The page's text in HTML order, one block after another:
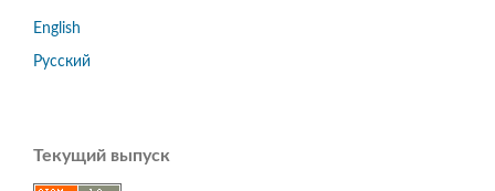
English
Русский
Текущий выпуск